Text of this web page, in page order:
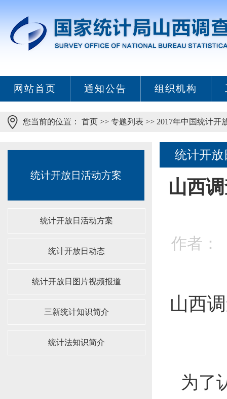
网站首页 通知公告 组织机构
您当前的位置： 首页 >> 专题列表 >> 2017年中国统计开
统计开放日活动方案
统计开放日活动方案
统计开放日动态
统计开放日图片视频报道
三新统计知识简介
统计法知识简介
统计开放
山西
作者：
山西
为了